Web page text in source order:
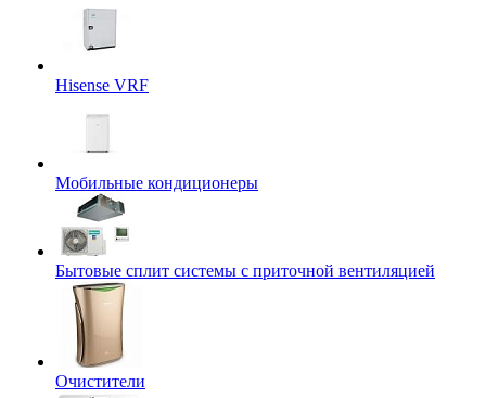
Hisense VRF
Мобильные кондиционеры
Бытовые сплит системы с приточной вентиляцией
Очистители